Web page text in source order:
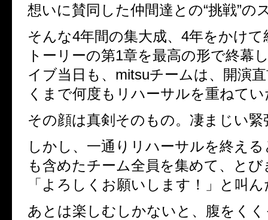
想いに賛同した仲間達との“挑戦”の
そんな4年間の集大成、4年をかけ
トーリーの第1章を最高の形で終幕
イブ当日も、mitsuチームは、開演
くまで何度もリハーサルを重ねてい
その顔は真剣そのもの。凄まじい緊
しかし、一通りリハーサルを終え
も含めたチーム全員を集めて、と
「よろしくお願いします！」と叫
あとは楽しむしかないと、腹をく